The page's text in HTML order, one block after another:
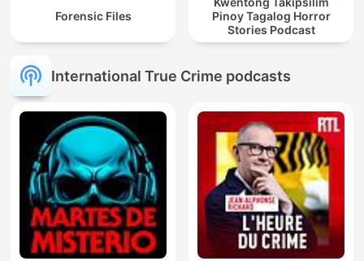
Forensic Files
Pinoy Tagalog Horror
Stories Podcast
International True Crime podcasts